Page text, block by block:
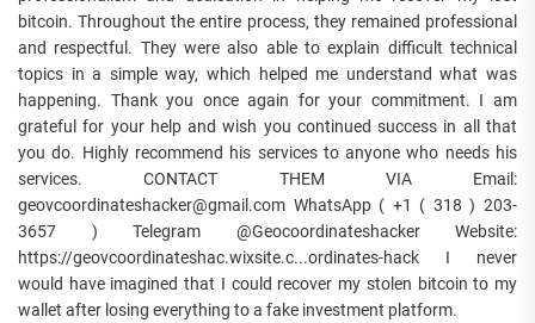
bitcoin. Throughout the entire process, they remained professional
and respectful. They were also able to explain difficult technical
topics in a simple way, which helped me understand what was
happening. Thank you once again for your commitment. I am
grateful for your help and wish you continued success in all that
you do. Highly recommend his services to anyone who needs his
services. CONTACT THEM VIA Email:
geovcoordinateshacker@gmail.com WhatsApp ( +1 ( 318 ) 203-
3657 ) Telegram @Geocoordinateshacker Website:
https://geovcoordinateshac.wixsite.c...ordinates-hack I never
would have imagined that I could recover my stolen bitcoin to my
wallet after losing everything to a fake investment platform.